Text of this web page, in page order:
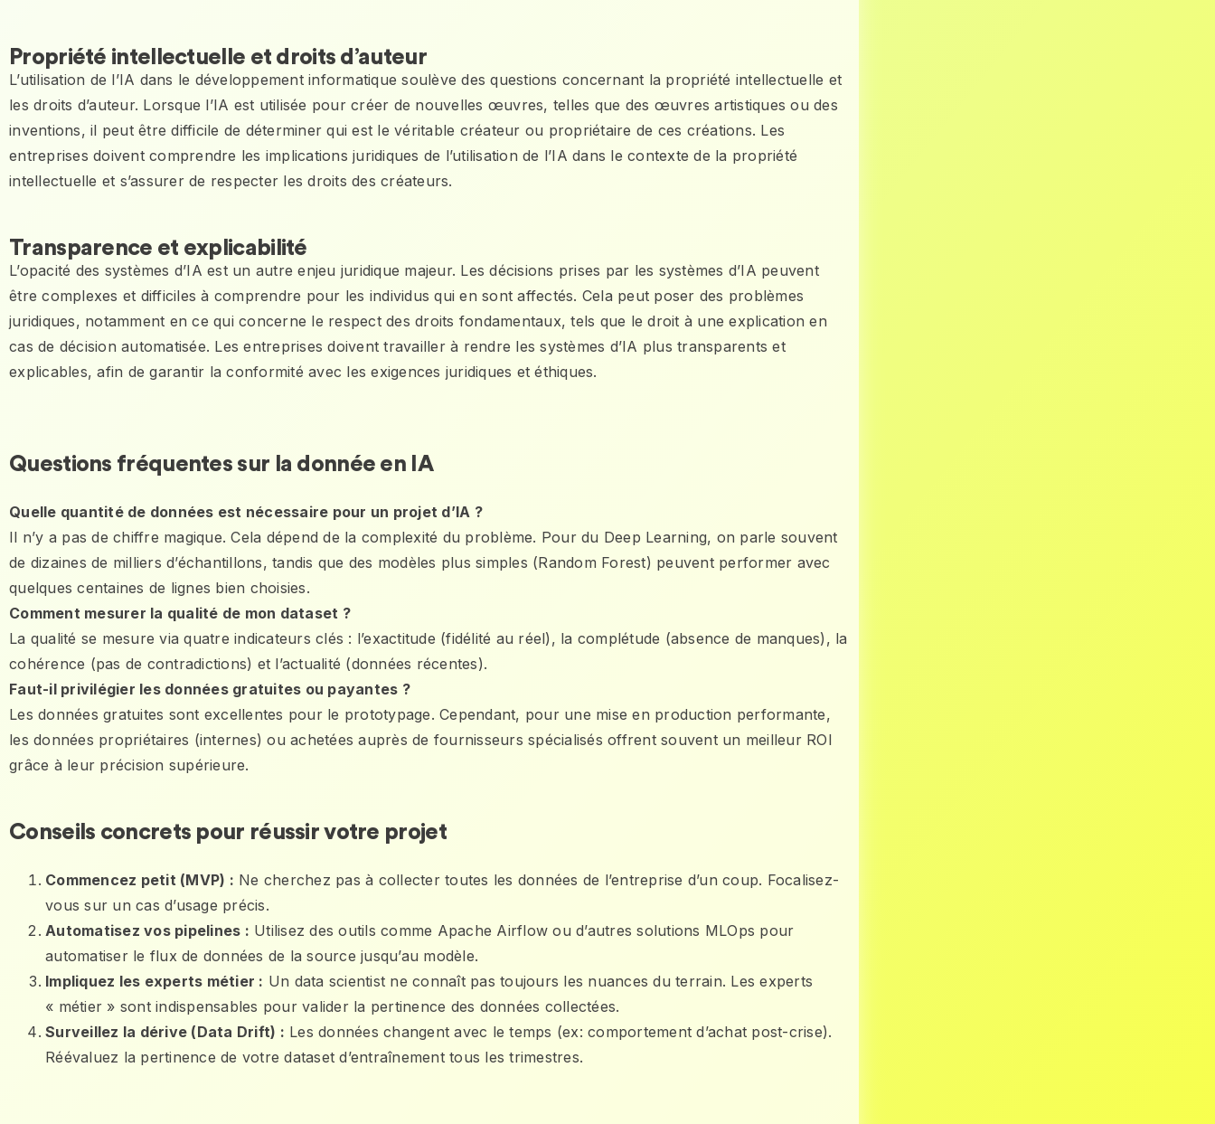
Propriété intellectuelle et droits d’auteur
L’utilisation de l’IA dans le développement informatique soulève des questions concernant la propriété intellectuelle et
les droits d’auteur. Lorsque l’IA est utilisée pour créer de nouvelles œuvres, telles que des œuvres artistiques ou des
inventions, il peut être difficile de déterminer qui est le véritable créateur ou propriétaire de ces créations. Les
entreprises doivent comprendre les implications juridiques de l’utilisation de l’IA dans le contexte de la propriété
intellectuelle et s’assurer de respecter les droits des créateurs.
Transparence et explicabilité
L’opacité des systèmes d’IA est un autre enjeu juridique majeur. Les décisions prises par les systèmes d’IA peuvent
être complexes et difficiles à comprendre pour les individus qui en sont affectés. Cela peut poser des problèmes
juridiques, notamment en ce qui concerne le respect des droits fondamentaux, tels que le droit à une explication en
cas de décision automatisée. Les entreprises doivent travailler à rendre les systèmes d’IA plus transparents et
explicables, afin de garantir la conformité avec les exigences juridiques et éthiques.
Questions fréquentes sur la donnée en IA
Quelle quantité de données est nécessaire pour un projet d’IA ?
Il n’y a pas de chiffre magique. Cela dépend de la complexité du problème. Pour du Deep Learning, on parle souvent
de dizaines de milliers d’échantillons, tandis que des modèles plus simples (Random Forest) peuvent performer avec
quelques centaines de lignes bien choisies.
Comment mesurer la qualité de mon dataset ?
La qualité se mesure via quatre indicateurs clés : l’exactitude (fidélité au réel), la complétude (absence de manques), la
cohérence (pas de contradictions) et l’actualité (données récentes).
Faut-il privilégier les données gratuites ou payantes ?
Les données gratuites sont excellentes pour le prototypage. Cependant, pour une mise en production performante,
les données propriétaires (internes) ou achetées auprès de fournisseurs spécialisés offrent souvent un meilleur ROI
grâce à leur précision supérieure.
Conseils concrets pour réussir votre projet
Commencez petit (MVP) : Ne cherchez pas à collecter toutes les données de l’entreprise d’un coup. Focalisez-
vous sur un cas d’usage précis.
Automatisez vos pipelines : Utilisez des outils comme Apache Airflow ou d’autres solutions MLOps pour
automatiser le flux de données de la source jusqu’au modèle.
Impliquez les experts métier : Un data scientist ne connaît pas toujours les nuances du terrain. Les experts
« métier » sont indispensables pour valider la pertinence des données collectées.
Surveillez la dérive (Data Drift) : Les données changent avec le temps (ex: comportement d’achat post-crise).
Réévaluez la pertinence de votre dataset d’entraînement tous les trimestres.